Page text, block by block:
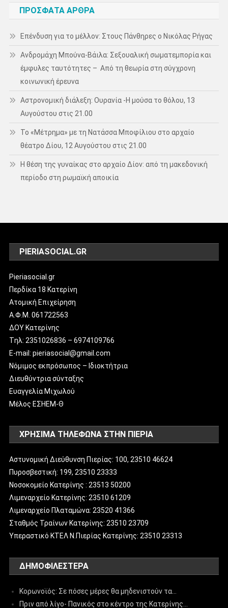
ΠΡΌΣΦΑΤΑ ΆΡΘΡΑ
Επένδυση για το μέλλον: Στους Πάνθηρες ο Νικόλας Ρήγας
Ανδρομάχη Μπούνα-Βάιλα: Σεξουαλική σωματεμπορία και
έμφυλες ταυτότητες – Από τη θεωρία στη σύγχρονη
κοινωνική έρευνα
Αστρονομική διάλεξη: Ουρανία -Η μούσα το θόλου, 13
Αυγούστου στις 21.00
Το «Μέτρημα» με τη Νατάσσα Μποφίλιου στο αρχαίο
θέατρο Δίου, 12 Αυγούστου στις 21.00
Η θέση της γυναίκας στο αρχαίο Δίον: από τη μακεδονική
περίοδο στη ρωμαϊκή αποικία
PIERIASOCIAL.GR
Pieriasocial.gr
Περδίκα 18 Κατερίνη
Ατομική Επιχείρηση
Α.Φ.Μ. 061722563
ΔΟΥ Κατερίνης
Tηλ: 2351026836 – 6974109766
E-mail: pieriasocial@gmail.com
Νόμιμος εκπρόσωπος – Ιδιοκτήτρια
Διευθύντρια σύνταξης
Ευαγγελία Μιχωλού
Μέλος ΕΣΗΕΜ-Θ
ΧΡΗΣΙΜΑ ΤΗΛΕΦΩΝΑ ΣΤΗΝ ΠΙΕΡΙΑ
Αστυνομική Διεύθυνση Πιερίας: 100, 23510 46624
Πυροσβεστική: 199, 23510 23333
Νοσοκομείο Κατερίνης : 23513 50200
Λιμεναρχείο Κατερίνης: 23510 61209
Λιμεναρχείο Πλαταμώνα: 23520 41366
Σταθμός Τραίνων Κατερίνης: 23510 23709
Υπεραστικό ΚΤΕΛ Ν.Πιερίας Κατερίνης: 23510 23313
ΔΗΜΟΦΙΛΈΣΤΕΡΑ
Κορωνοϊός: Σε πόσες μέρες θα μηδενιστούν τα…
Πριν από λίγο- Πανικός στο κέντρο της Κατερίνης…